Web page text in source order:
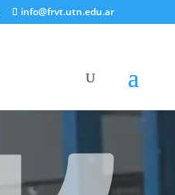
info@frvt.utn.edu.ar